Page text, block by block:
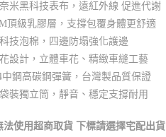
米黑科技表布，遠紅外線 促進代謝
頂級乳膠層，支撐包覆身體更舒適
技泡棉，四邊防塌強化護邊
設計，立體車花、精緻車縫工藝
中鋼高碳鋼彈簧，台灣製品質保證
裝獨立筒，靜音、穩定支撐耐用
使用超商取貨 下標請選擇宅配出